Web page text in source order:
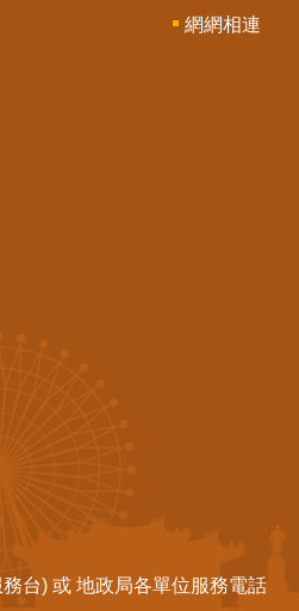
網網相連
台) 或 地政局各單位服務電話